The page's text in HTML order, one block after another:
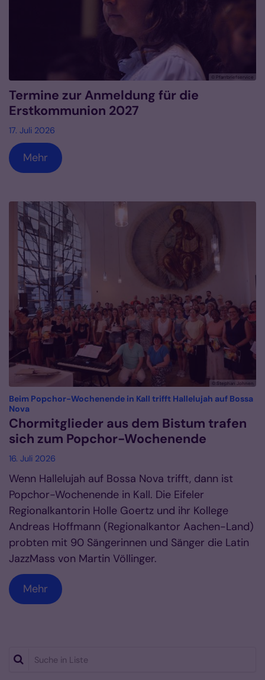
© Pfarrbriefservice
Termine zur Anmeldung für die
Erstkommunion 2027
17. Juli 2026
Mehr
© Stephan Johnen
Beim Popchor-Wochenende in Kall trifft Hallelujah auf Bossa
Nova:
Chormitglieder aus dem Bistum trafen
sich zum Popchor-Wochenende
16. Juli 2026
Wenn Hallelujah auf Bossa Nova trifft, dann ist
Popchor-Wochenende in Kall. Die Eifeler
Regionalkantorin Holle Goertz und ihr Kollege
Andreas Hoffmann (Regionalkantor Aachen-Land)
probten mit 90 Sängerinnen und Sänger die Latin
JazzMass von Martin Völlinger.
Mehr
Suche in Liste